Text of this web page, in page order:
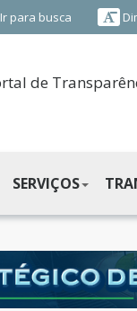
Ir para busca
de
SERVIÇOS